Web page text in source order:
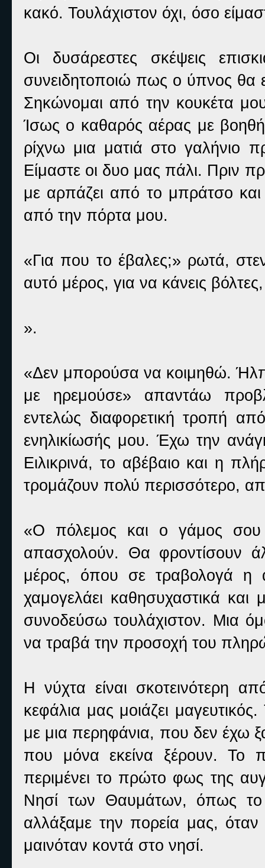
κακό. Τουλάχιστον όχι, όσο
Οι δυσάρεστες σκέψεις
συνειδητοποιώ πως ο ύπνος θα
Σηκώνομαι από την κουκέτα
Ίσως ο καθαρός αέρας με
ρίχνω μια ματιά στο γαλήνιο
Είμαστε οι δυο μας πάλι.
με αρπάζει από το μπράτσο
από την πόρτα μου.
«Για που το έβαλες;» ρωτά,
αυτό μέρος, για να κάνεις
».
«Δεν μπορούσα να κοιμηθώ.
με ηρεμούσε» απαντάω
εντελώς διαφορετική τροπή
ενηλικίωσής μου. Έχω την
Ειλικρινά, το αβέβαιο και η
τρομάζουν πολύ περισσότερο,
«Ο πόλεμος και ο γάμος
απασχολούν. Θα φροντίσουν
μέρος, όπου σε τραβολογά η
χαμογελάει καθησυχαστικά
συνοδεύσω τουλάχιστον. Μια
να τραβά την προσοχή του
Η νύχτα είναι σκοτεινότερη
κεφάλια μας μοιάζει
με μια περηφάνια, που δεν έχω
που μόνα εκείνα ξέρουν. Το
περιμένει το πρώτο φως της
Νησί των Θαυμάτων, όπως
αλλάξαμε την πορεία μας,
μαινόταν κοντά στο νησί.